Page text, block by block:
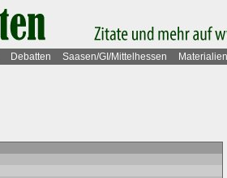
Debatten Saasen/GI/Mittelhessen Materialien